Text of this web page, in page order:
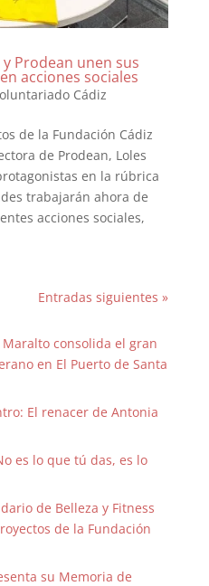
Prodean unen sus
acciones sociales
Cádiz
de la Fundación Cádiz
de Prodean, Loles
en la rúbrica
trabajarán ahora de
acciones sociales,
Entradas siguientes »
consolida el gran
en El Puerto de Santa
El renacer de Antonia
es lo que tú das, es lo
de Belleza y Fitness
de la Fundación
su Memoria de